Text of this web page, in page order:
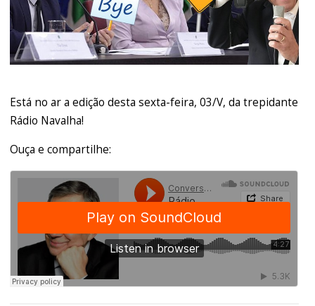
Está no ar a edição desta sexta-feira, 03/V, da trepidante
Rádio Navalha!
Ouça e compartilhe: